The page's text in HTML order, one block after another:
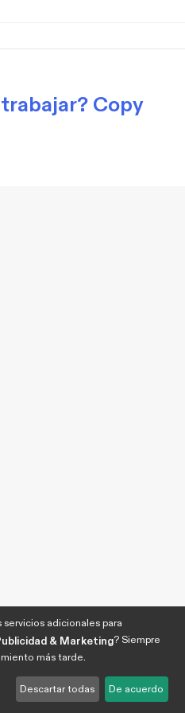
Copy
servicios adicionales para
& Marketing? Siempre
más tarde.
Descartar todas De acuerdo